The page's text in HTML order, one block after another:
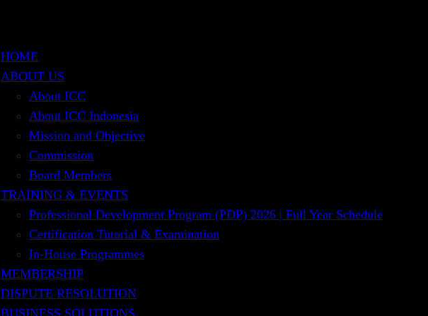
HOME
ABOUT US
About ICC
About ICC Indonesia
Mission and Objective
Commission
Board Members
TRAINING & EVENTS
Professional Development Program (PDP) 2026 | Full Year Schedule
Certification Tutorial & Examination
In-House Programmes
MEMBERSHIP
DISPUTE RESOLUTION
BUSINESS SOLUTIONS